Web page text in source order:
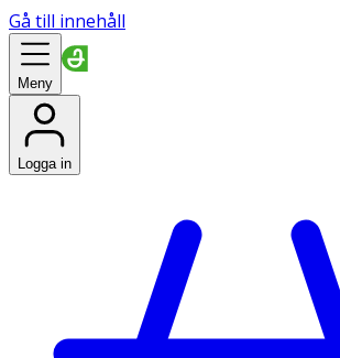
Gå till innehåll
Meny
Logga in